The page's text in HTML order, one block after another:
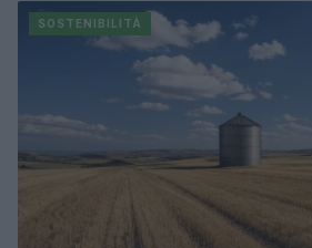
SOSTENIBILITÀ